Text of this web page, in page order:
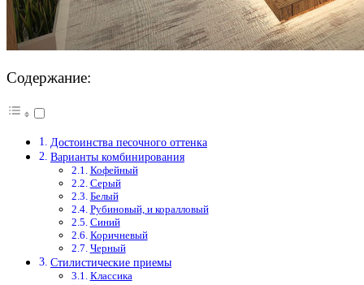
Содержание:
Достоинства песочного оттенка
Варианты комбинирования
Кофейный
Серый
Белый
Рубиновый, и коралловый
Синий
Коричневый
Черный
Стилистические приемы
Классика